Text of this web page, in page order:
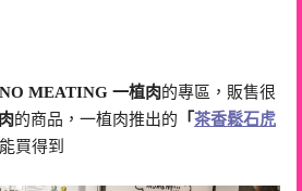
NO MEATING 一植肉的專區，販售很
的商品，一植肉推出的 「茶香鬆石虎
買得到